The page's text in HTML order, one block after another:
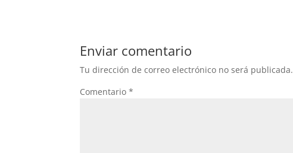
b
o
o
k
A
p
p
Enviar comentario
Tu dirección de correo electrónico no será publicada.
Comentario*